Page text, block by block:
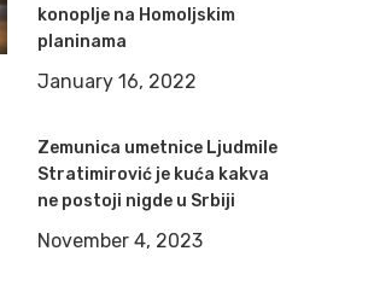
konoplje na Homoljskim
planinama
January 16, 2022
Zemunica umetnice Ljudmile
Stratimirović je kuća kakva
ne postoji nigde u Srbiji
November 4, 2023